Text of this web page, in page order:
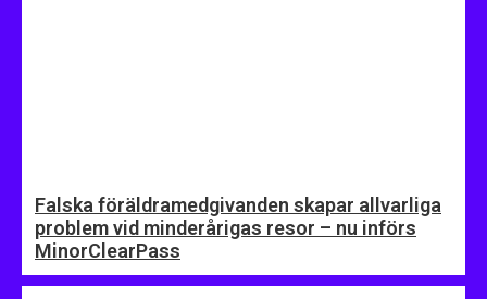
Falska föräldramedgivanden skapar allvarliga
problem vid minderårigas resor – nu införs
MinorClearPass